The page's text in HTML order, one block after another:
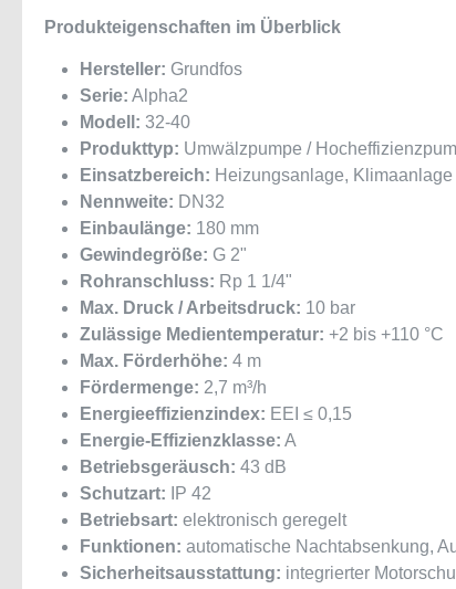
Produkteigenschaften im Überblick
Hersteller: Grundfos
Serie: Alpha2
Modell: 32-40
Produkttyp: Umwälzpumpe /
Einsatzbereich: Heizungsanlage, Klimaanlage
Nennweite: DN32
Einbaulänge: 180 mm
Gewindegröße: G 2"
Rohranschluss: Rp 1 1/4"
Max. Druck / Arbeitsdruck: 10 bar
Zulässige Medientemperatur: +2 bis +110 °C
Max. Förderhöhe: 4 m
Fördermenge: 2,7 m³/h
Energieeffizienzindex: EEI ≤ 0,15
Energie-Effizienzklasse: A
Betriebsgeräusch: 43 dB
Schutzart: IP 42
Betriebsart: elektronisch geregelt
Funktionen: automatische Nachtabsenkung,
Sicherheitsausstattung: integrierter